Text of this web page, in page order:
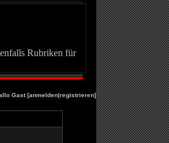
Rubriken für
Gast [anmelden|registrieren]